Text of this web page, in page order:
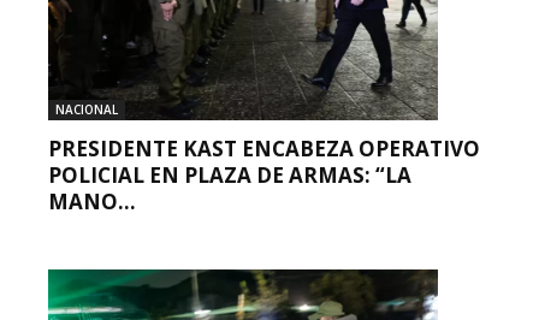
NACIONAL
PRESIDENTE KAST ENCABEZA OPERATIVO
POLICIAL EN PLAZA DE ARMAS: “LA
MANO...